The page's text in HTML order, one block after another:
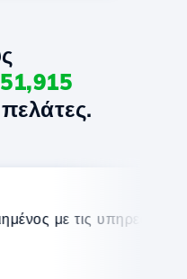
51,915
με τις υπηρεσίες